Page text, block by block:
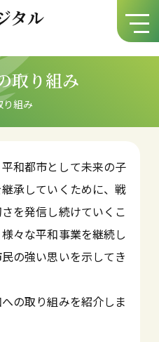
タル
取り組み
り組み
和都市として未来の子
承していくために、戦
を発信し続けていくこ
々な平和事業を継続し
の強い思いを示してき
の取り組みを紹介しま